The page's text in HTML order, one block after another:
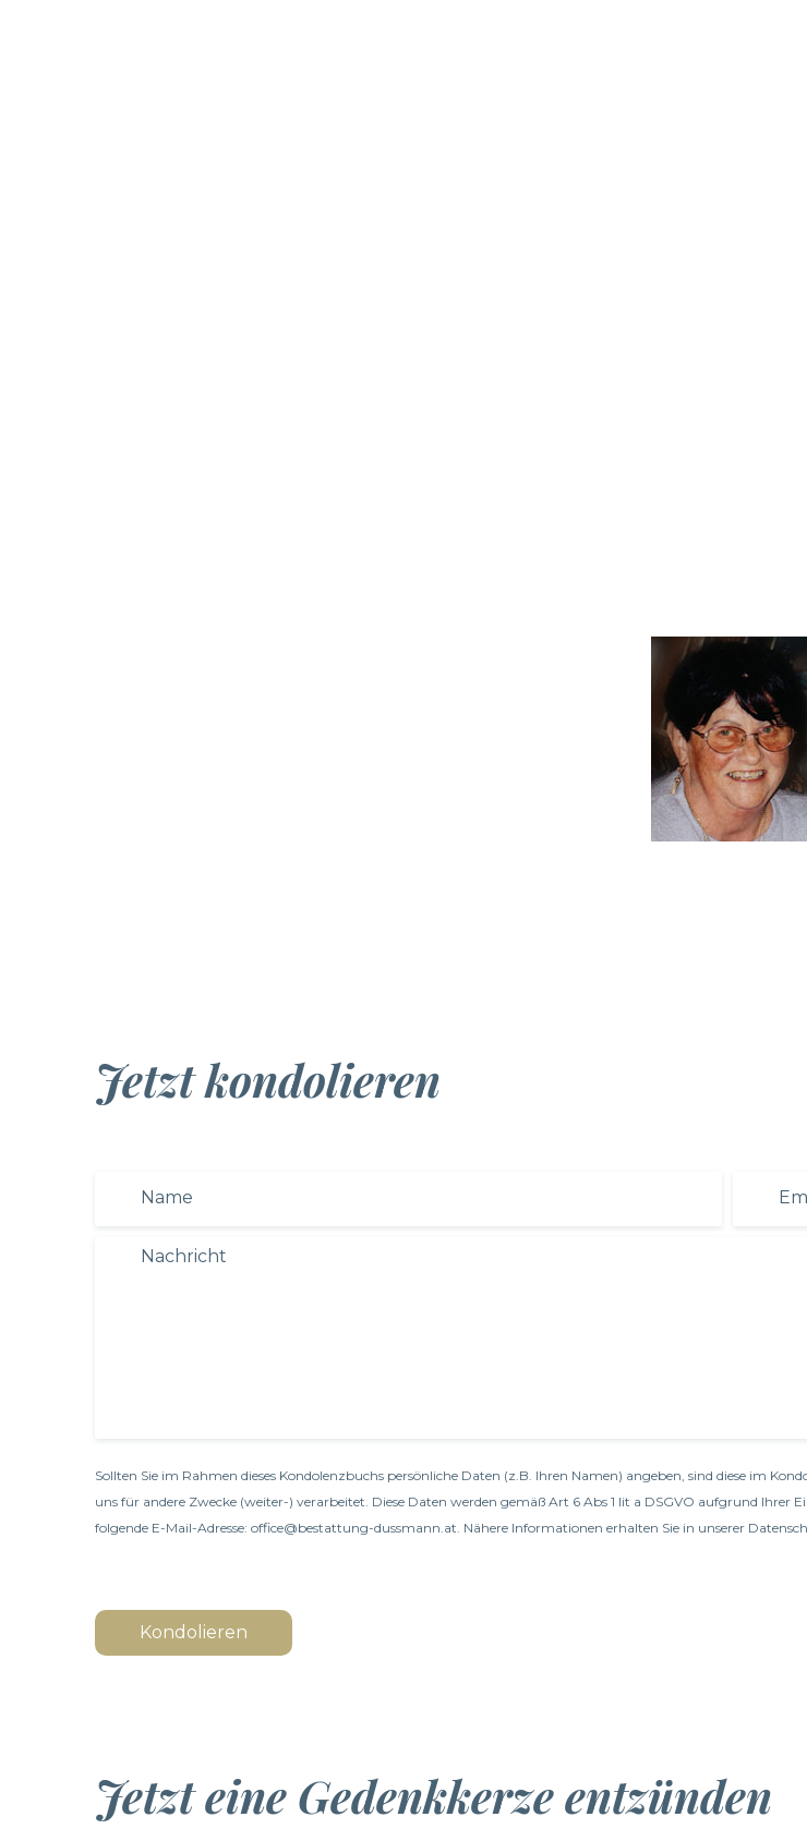
Jetzt kondolieren
Sollten Sie im Rahmen dieses Kondolenzbuchs persönliche Daten (z.B. Ihren Namen) angeben, sind diese im
uns für andere Zwecke (weiter-) verarbeitet. Diese Daten werden gemäß Art 6 Abs 1 lit a DSGVO aufgrund
folgende E-Mail-Adresse: office@bestattung-dussmann.at. Nähere Informationen erhalten Sie in unserer
Kondolieren
Jetzt eine Gedenkkerze entzünden